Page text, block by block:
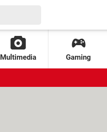
Multimedia Gaming